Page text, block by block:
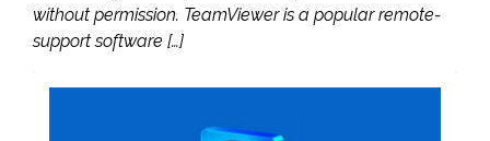
without permission. TeamViewer is a popular remote-
support software […]